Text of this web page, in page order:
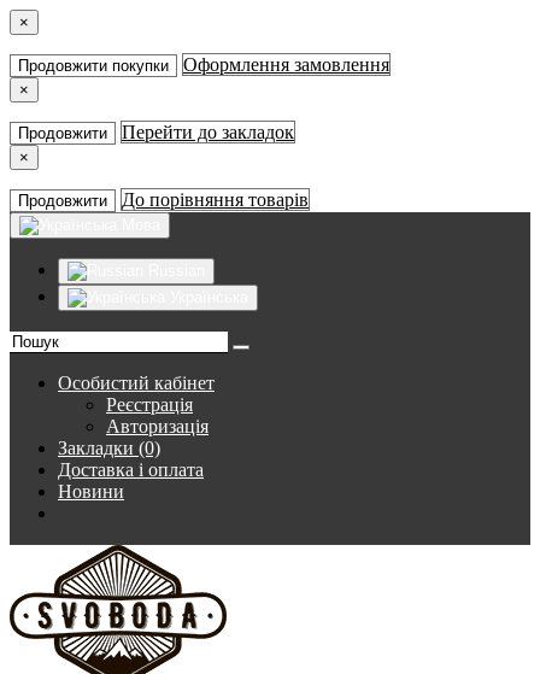
×
Продовжити покупки Оформлення замовлення
×
Продовжити Перейти до закладок
×
Продовжити До порівняння товарів
Особистий кабінет
Реєстрація
Авторизація
Закладки (0)
Доставка і оплата
Новини